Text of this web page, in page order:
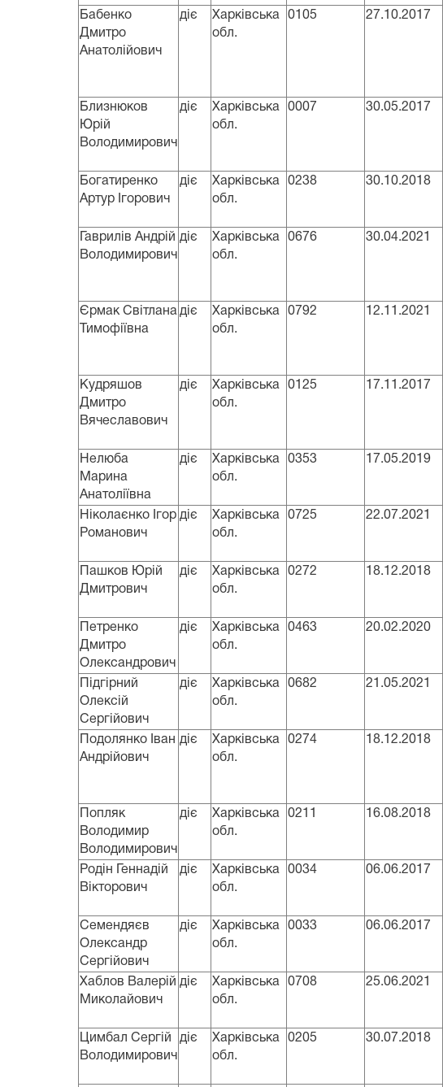
Бабенко
Дмитро
Анатолійович
діє
Харківська
обл.
0105 27.10.2017
Близнюков
Юрій
Володимирович
діє
Харківська
обл.
0007 30.05.2017
Богатиренко
Артур Ігорович
діє
Харківська
обл.
0238 30.10.2018
Гаврилів Андрій
Володимирович
діє
Харківська
обл.
0676 30.04.2021
Єрмак Світлана
Тимофіївна
діє
Харківська
обл.
0792 12.11.2021
Кудряшов
Дмитро
Вячеславович
діє
Харківська
обл.
0125 17.11.2017
Нелюба
Марина
Анатоліївна
діє
Харківська
обл.
0353 17.05.2019
Ніколаєнко Ігор
Романович
діє
Харківська
обл.
0725 22.07.2021
Пашков Юрій
Дмитрович
діє
Харківська
обл.
0272 18.12.2018
Петренко
Дмитро
Олександрович
діє
Харківська
обл.
0463 20.02.2020
Підгірний
Олексій
Сергійович
діє
Харківська
обл.
0682 21.05.2021
Подолянко Іван
Андрійович
діє
Харківська
обл.
0274 18.12.2018
Попляк
Володимир
Володимирович
діє
Харківська
обл.
0211 16.08.2018
Родін Геннадій
Вікторович
діє
Харківська
обл.
0034 06.06.2017
Семендяєв
Олександр
Сергійович
діє
Харківська
обл.
0033 06.06.2017
Хаблов Валерій
Миколайович
діє
Харківська
обл.
0708 25.06.2021
Цимбал Сергій
Володимирович
діє
Харківська
обл.
0205 30.07.2018